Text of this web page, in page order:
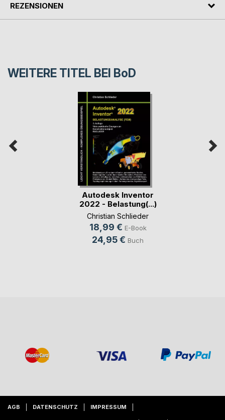
REZENSIONEN
WEITERE TITEL BEI BoD
Autodesk Inventor
2022 - Belastung(...)
Christian Schlieder
18,99 € E-Book
24,95 € Buch
AGB DATENSCHUTZ IMPRESSUM